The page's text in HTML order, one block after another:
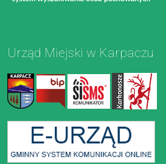
Urząd Miejski w Karpaczu